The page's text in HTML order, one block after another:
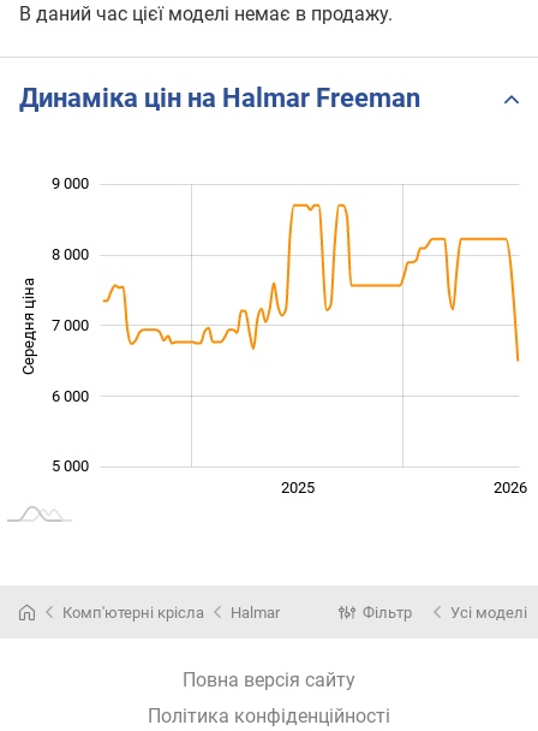
В даний час цієї моделі немає в продажу.
Динаміка цін на Halmar Freeman
Середня ціна 5 000
5 000
6 000
7 000
8 000
9 000
2025 2026
Комп'ютерні крісла Halmar Фільтр Усі моделі
Повна версія сайту
Політика конфіденційності